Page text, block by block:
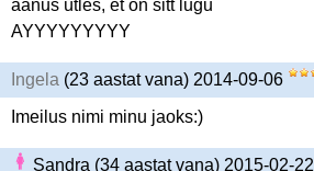
aanus ütles, et on sitt lugu
AYYYYYYYYY
Ingela (23 aastat vana) 2014-09-06
Imeilus nimi minu jaoks:)
Sandra (34 aastat vana) 2015-02-22